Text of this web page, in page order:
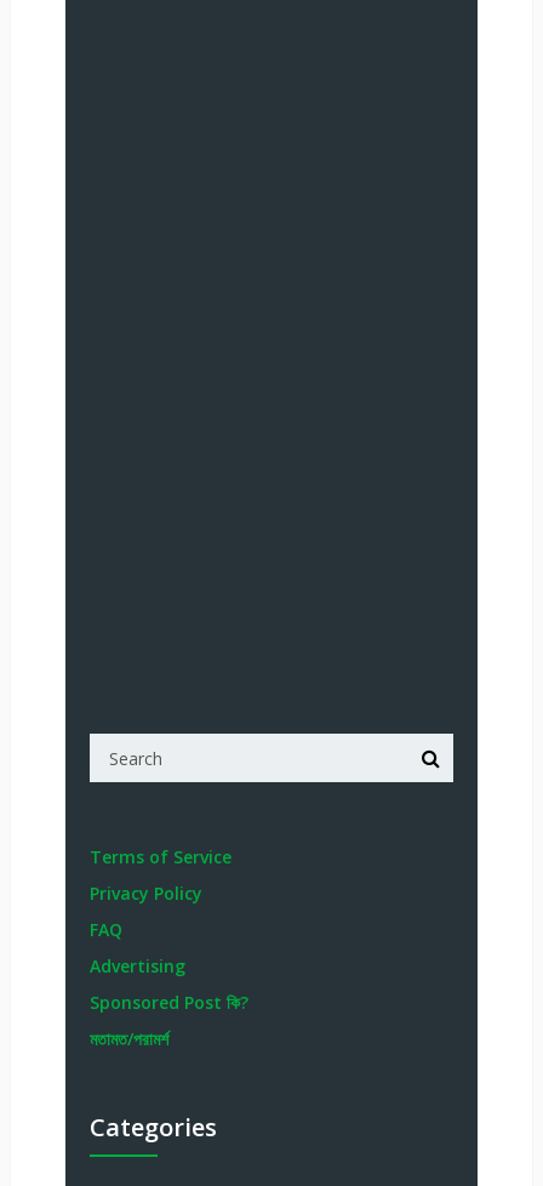
Terms of Service
Privacy Policy
FAQ
Advertising
Sponsored Post কি?
মতামত/পরামর্শ
Categories